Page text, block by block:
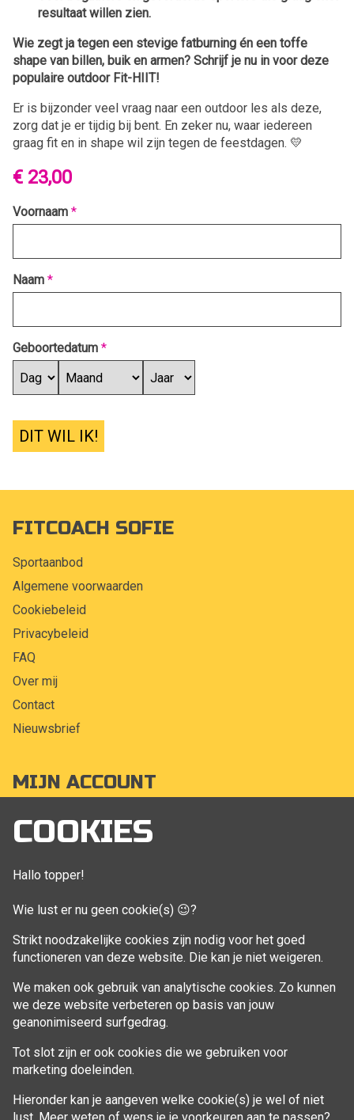
COOKIES
Hallo topper!
Wie lust er nu geen cookie(s) 😉?
Strikt noodzakelijke cookies zijn nodig voor het goed
functioneren van deze website. Die kan je niet weigeren.
We maken ook gebruik van analytische cookies. Zo kunnen
we deze website verbeteren op basis van jouw
geanonimiseerd surfgedrag.
Tot slot zijn er ook cookies die we gebruiken voor
marketing doeleinden.
Hieronder kan je aangeven welke cookie(s) je wel of niet
resultaat willen zien.
Wie zegt ja tegen een stevige fatburning én een toffe
shape van billen, buik en armen? Schrijf je nu in voor deze
populaire outdoor Fit-HIIT!
Er is bijzonder veel vraag naar een outdoor les als deze,
zorg dat je er tijdig bij bent. En zeker nu, waar iedereen
graag fit en in shape wil zijn tegen de feestdagen. 💛
€ 23,00
Voornaam *
Naam *
Geboortedatum *
DIT WIL IK!
FITCOACH SOFIE
Sportaanbod
Algemene voorwaarden
Cookiebeleid
Privacybeleid
FAQ
Over mij
Contact
Nieuwsbrief
MIJN ACCOUNT
Mijn account
Bestellingen
Aankoop beheren
VOLG MIJ
Facebook